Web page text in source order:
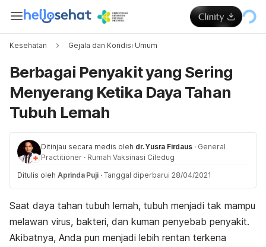
Kesehatan Gejala dan Kondisi Umum
Berbagai Penyakit yang Sering
Menyerang Ketika Daya Tahan
Tubuh Lemah
Ditinjau secara medis oleh dr. Yusra Firdaus · General
Practitioner · Rumah Vaksinasi Ciledug
Ditulis oleh Aprinda Puji · Tanggal diperbarui 28/04/2021
Saat daya tahan tubuh lemah, tubuh menjadi tak mampu
melawan virus, bakteri, dan kuman penyebab penyakit.
Akibatnya, Anda pun menjadi lebih rentan terkena